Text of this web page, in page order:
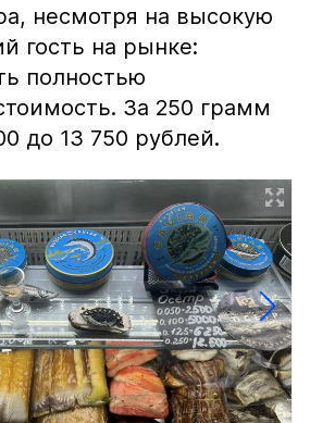
несмотря на высокую
гость на рынке:
полностью
За 250 грамм
до 13 750 рублей.